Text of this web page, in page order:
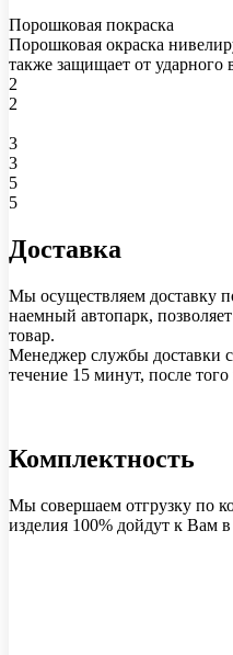
Порошковая покраска
Порошковая окраска
также защищает от ударного
2
2
3
3
5
5
Доставка
Мы осуществляем доставку
наемный автопарк,
товар.
Менеджер службы доставки
течение 15 минут, после
Комплектность
Мы совершаем отгрузку по
изделия 100% дойдут к Вам